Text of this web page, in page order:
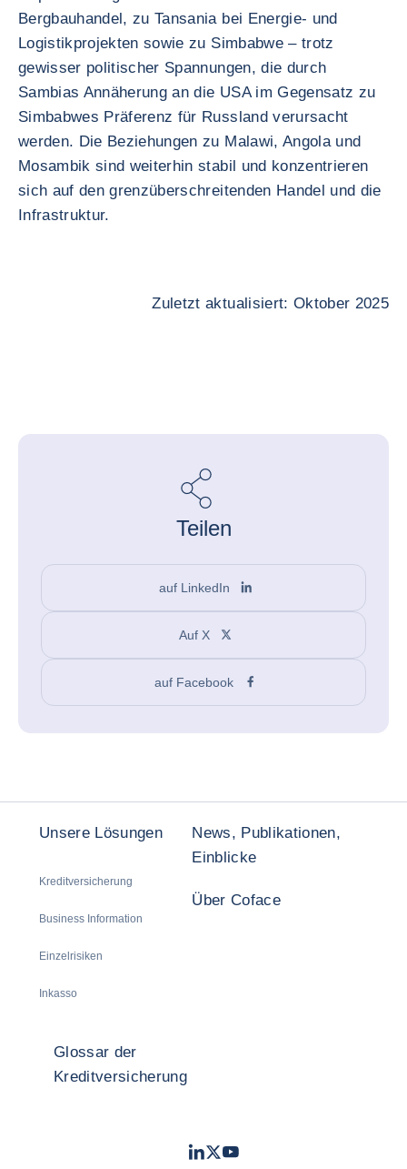
Bergbauhandel, zu Tansania bei Energie- und
Logistikprojekten sowie zu Simbabwe – trotz
gewisser politischer Spannungen, die durch
Sambias Annäherung an die USA im Gegensatz zu
Simbabwes Präferenz für Russland verursacht
werden. Die Beziehungen zu Malawi, Angola und
Mosambik sind weiterhin stabil und konzentrieren
sich auf den grenzüberschreitenden Handel und die
Infrastruktur.
Zuletzt aktualisiert: Oktober 2025
Teilen
auf LinkedIn
Auf X
auf Facebook
Unsere Lösungen
Kreditversicherung
Business Information
Einzelrisiken
Inkasso
News, Publikationen,
Einblicke
Über Coface
Glossar der
Kreditversicherung
LinkedIn
TwitterYoutube